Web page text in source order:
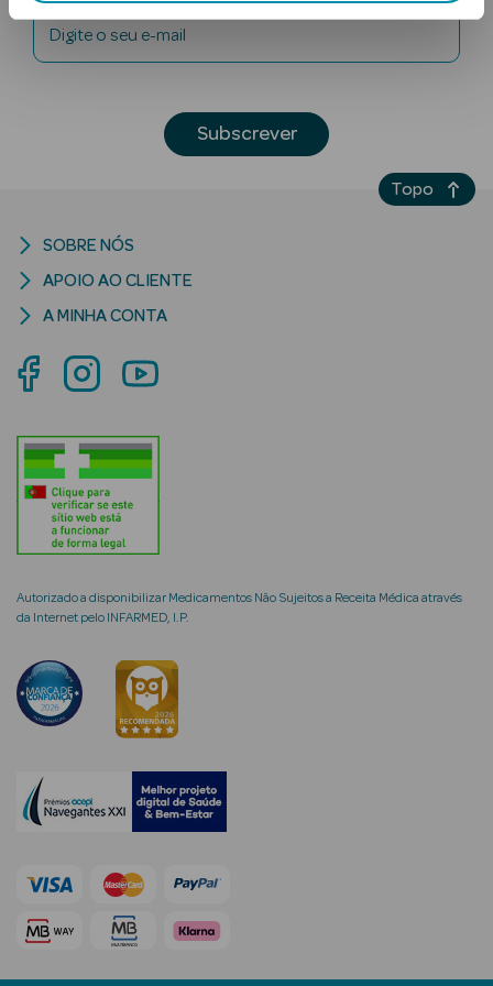
Solares
Corpo
Lábios
Solares Bebé e
Criança
Rosto e
Ver Tudo
Cosmética
Hidratantes
Creme de Olhos
Digite o seu e-mail
Subscrever
Autorizado a disponibilizar Medicamentos Não Sujeitos a Receita Médica através
da Internet pelo INFARMED, I.P.
SOBRE NÓS
APOIO AO CLIENTE
A MINHA CONTA
Topo